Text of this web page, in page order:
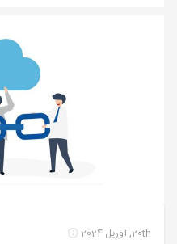
20th, آوریل 2024